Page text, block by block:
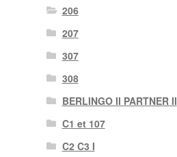
206
207
307
308
BERLINGO II PARTNER II
C1 et 107
C2 C3 I